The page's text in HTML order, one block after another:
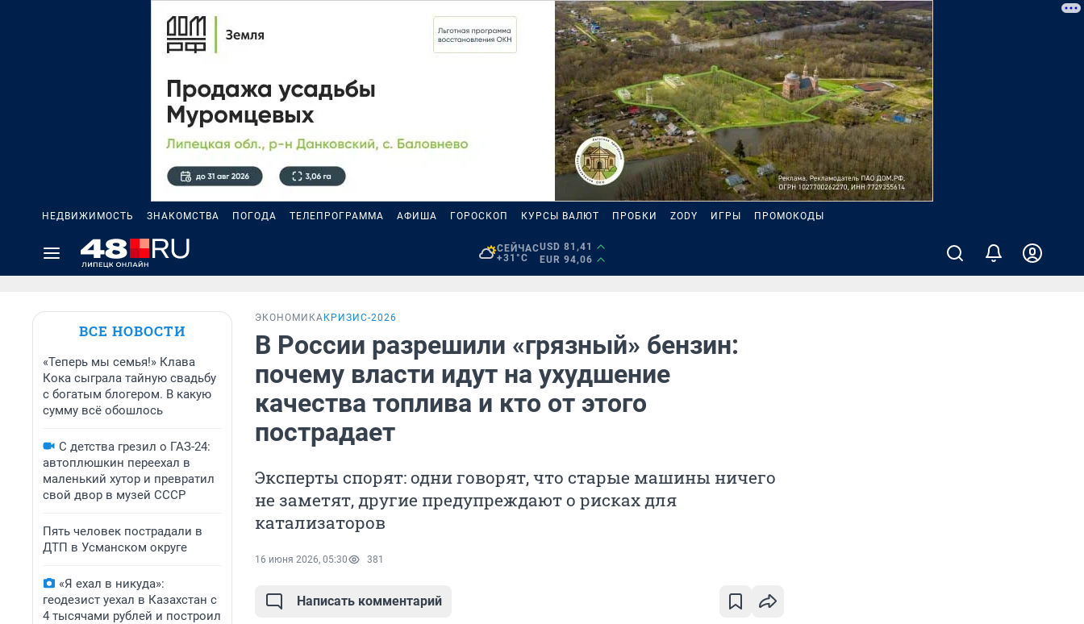
НЕДВИЖИМОСТЬ ЗНАКОМСТВА ПОГОДА ТЕЛЕПРОГРАММА АФИША ГОРОСКОП КУРСЫ ВАЛЮТ ПРОБКИ ZODY ИГРЫ ПРОМОКОДЫ
СЕЙЧАС
+31°C
USD 81,41
EUR 94,06
ВСЕ НОВОСТИ
«Теперь мы семья!» Клава
Кока сыграла тайную свадьбу
с богатым блогером. В какую
сумму всё обошлось
С детства грезил о ГАЗ-24:
автоплюшкин переехал в
маленький хутор и превратил
свой двор в музей СССР
Пять человек пострадали в
ДТП в Усманском округе
«Я ехал в никуда»:
геодезист уехал в Казахстан с
4 тысячами рублей и построил
ЭКОНОМИКА КРИЗИС-2026
В России разрешили «грязный» бензин:
почему власти идут на ухудшение
качества топлива и кто от этого
пострадает
Эксперты спорят: одни говорят, что старые машины ничего
не заметят, другие предупреждают о рисках для
катализаторов
16 июня 2026, 05:30 381
Написать комментарий